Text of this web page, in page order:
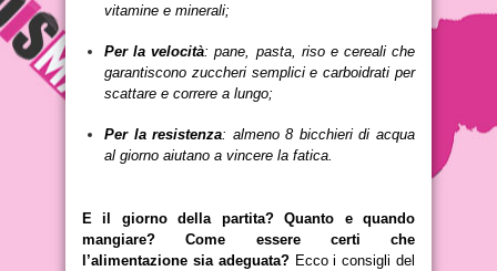
vitamine e minerali;
Per la velocità: pane, pasta, riso e cereali che
garantiscono zuccheri semplici e carboidrati per
scattare e correre a lungo;
Per la resistenza: almeno 8 bicchieri di acqua
al giorno aiutano a vincere la fatica.
E il giorno della partita? Quanto e quando
mangiare? Come essere certi che
l’alimentazione sia adeguata?Ecco i consigli del